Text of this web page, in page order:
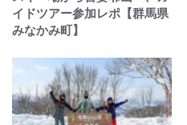
イドツアー参加レポ【群馬県
みなかみ町】